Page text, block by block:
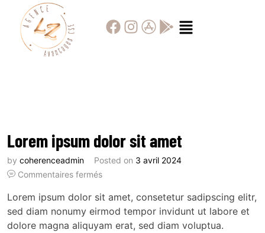
Lorem ipsum dolor sit amet
by coherenceadmin Posted on 3 avril 2024
Commentaires fermés
Lorem ipsum dolor sit amet, consetetur sadipscing elitr,
sed diam nonumy eirmod tempor invidunt ut labore et
dolore magna aliquyam erat, sed diam voluptua.